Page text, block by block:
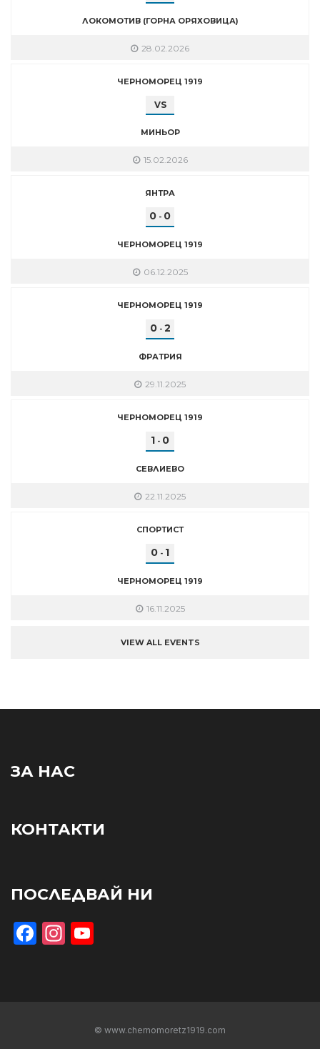
ЛОКОМОТИВ (ГОРНА ОРЯХОВИЦА)
28.02.2026
ЧЕРНОМОРЕЦ 1919
VS
МИНЬОР
15.02.2026
ЯНТРА
0 - 0
ЧЕРНОМОРЕЦ 1919
06.12.2025
ЧЕРНОМОРЕЦ 1919
0- 2
ФРАТРИЯ
29.11.2025
ЧЕРНОМОРЕЦ 1919
1 - 0
СЕВЛИЕВО
22.11.2025
СПОРТИСТ
0 - 1
ЧЕРНОМОРЕЦ 1919
16.11.2025
VIEW ALL EVENTS
ЗА НАС
КОНТАКТИ
ПОСЛЕДВАЙ НИ
Facebook
Instagram
© www.chernomoretz1919.com